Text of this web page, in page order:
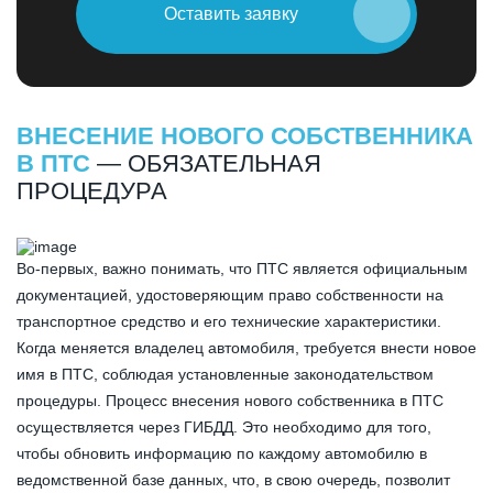
Оставить заявку
ВНЕСЕНИЕ НОВОГО СОБСТВЕННИКА
В ПТС — ОБЯЗАТЕЛЬНАЯ
ПРОЦЕДУРА
Во-первых, важно понимать, что ПТС является официальным
документацией, удостоверяющим право собственности на
транспортное средство и его технические характеристики.
Когда меняется владелец автомобиля, требуется внести новое
имя в ПТС, соблюдая установленные законодательством
процедуры. Процесс внесения нового собственника в ПТС
осуществляется через ГИБДД. Это необходимо для того,
чтобы обновить информацию по каждому автомобилю в
ведомственной базе данных, что, в свою очередь, позволит